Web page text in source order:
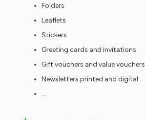
Folders
Leaflets
Stickers
Greeting cards and invitations
Gift vouchers and value vouchers
Newsletters printed and digital
…